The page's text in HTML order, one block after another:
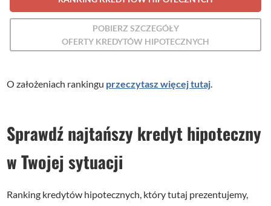
POBIERZ SZCZEGÓŁY
OFERTY KREDYTÓW HIPOTECZNYCH
O założeniach rankingu przeczytasz więcej tutaj.
Sprawdź najtańszy kredyt hipoteczny
w Twojej sytuacji
Ranking kredytów hipotecznych, który tutaj prezentujemy,